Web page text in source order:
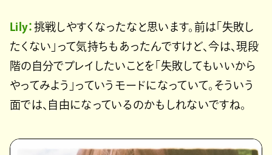
Lily： 挑戦しやすくなったなと思います。前は「失敗し
たくない」って気持ちもあったんですけど、今は、現段
階の自分でプレイしたいことを「失敗してもいいから
やってみよう」っていうモードになっていて。そういう
面では、自由になっているのかもしれないですね。